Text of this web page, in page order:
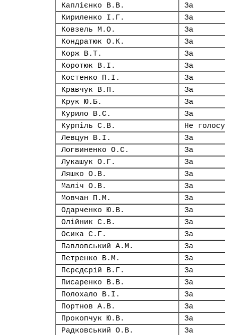
Каплієнко В.В.
За
Кириленко І.Г.
За
Ковзель М.О.
За
Кондратюк О.К.
За
Корж В.Т.
За
Коротюк В.І.
За
Костенко П.І.
За
Кравчук В.П.
За
Крук Ю.Б.
За
Курило В.С.
За
Курпіль С.В.
Не
Левцун В.І.
За
Логвиненко О.С.
За
Лукашук О.Г.
За
Ляшко О.В.
За
Маліч О.В.
За
Мовчан П.М.
За
Одарченко Ю.В.
За
Олійник С.В.
За
Осика С.Г.
За
Павловський А.М.
За
Петренко В.М.
За
Пєрєдєрій В.Г.
За
Писаренко В.В.
За
Полохало В.І.
За
Портнов А.В.
За
Прокопчук Ю.В.
За
Радковський О.В.
За